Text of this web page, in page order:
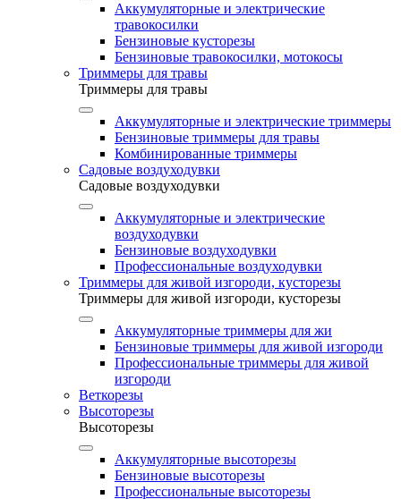
Аккумуляторные и электрические
травокосилки
Бензиновые кусторезы
Бензиновые травокосилки, мотокосы
Триммеры для травы
Триммеры для травы
Аккумуляторные и электрические триммеры
Бензиновые триммеры для травы
Комбинированные триммеры
Садовые воздуходувки
Садовые воздуходувки
Аккумуляторные и электрические
воздуходувки
Бензиновые воздуходувки
Профессиональные воздуходувки
Триммеры для живой изгороди, кусторезы
Триммеры для живой изгороди, кусторезы
Аккумуляторные триммеры для жи
Бензиновые триммеры для живой изгороди
Профессиональные триммеры для живой
изгороди
Веткорезы
Высоторезы
Высоторезы
Аккумуляторные высоторезы
Бензиновые высоторезы
Профессиональные высоторезы